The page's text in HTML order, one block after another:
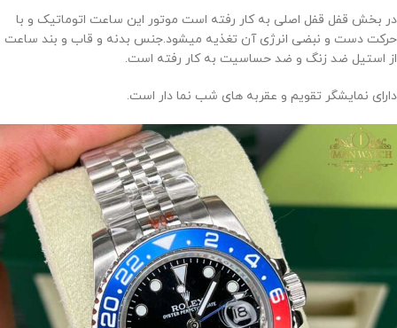
در بخش قفل قفل اصلی به کار رفته است موتور این ساعت اتوماتیک و با
حرکت دست و نبضی انرژی آن تغذیه میشود.جنس بدنه و قاب و بند ساعت
از استیل ضد زنگ و ضد حساسیت به کار رفته است.
دارای نمایشگر تقویم و عقربه های شب نما دار است.